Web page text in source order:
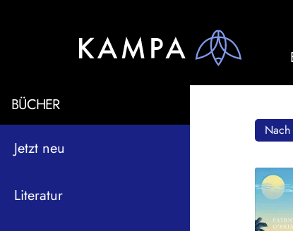
BÜCHER
Jetzt neu
Literatur
Nach